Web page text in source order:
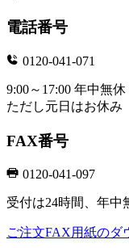
電話番号
0120-041-071
9:00～17:00 年中無休
ただし元日はお休み
FAX番号
0120-041-097
受付は24時間、年中
ご注文FAX用紙のダ